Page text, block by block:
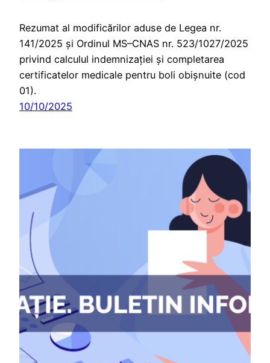
Rezumat al modificărilor aduse de Legea nr.
141/2025 și Ordinul MS–CNAS nr. 523/1027/2025
privind calculul indemnizației și completarea
certificatelor medicale pentru boli obișnuite (cod
01).
10/10/2025